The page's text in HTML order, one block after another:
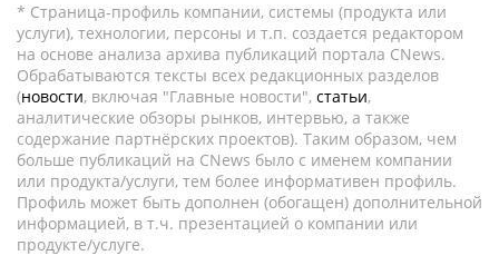
* Страница-профиль компании, системы (продукта или
услуги), технологии, персоны и т.п. создается редактором
на основе анализа архива публикаций портала CNews.
Обрабатываются тексты всех редакционных разделов
(новости, включая "Главные новости", статьи,
аналитические обзоры рынков, интервью, а также
содержание партнёрских проектов). Таким образом, чем
больше публикаций на CNews было с именем компании
или продукта/услуги, тем более информативен профиль.
Профиль может быть дополнен (обогащен) дополнительной
информацией, в т.ч. презентацией о компании или
продукте/услуге.